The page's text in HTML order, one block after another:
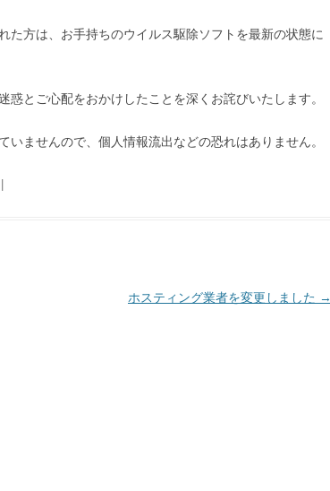
た方は、お手持ちのウイルス駆除ソフトを最新の状態に
惑とご心配をおかけしたことを深くお詫びいたします。
いませんので、個人情報流出などの恐れはありません。
ホスティング業者を変更しました →